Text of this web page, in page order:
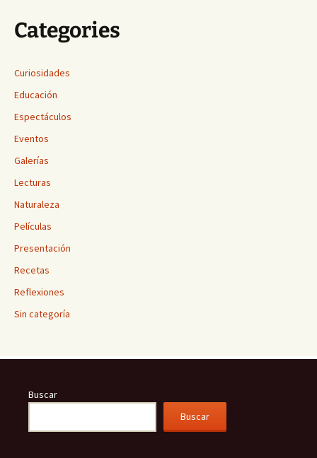
Categories
Curiosidades
Educación
Espectáculos
Eventos
Galerías
Lecturas
Naturaleza
Películas
Presentación
Recetas
Reflexiones
Sin categoría
Buscar
Buscar